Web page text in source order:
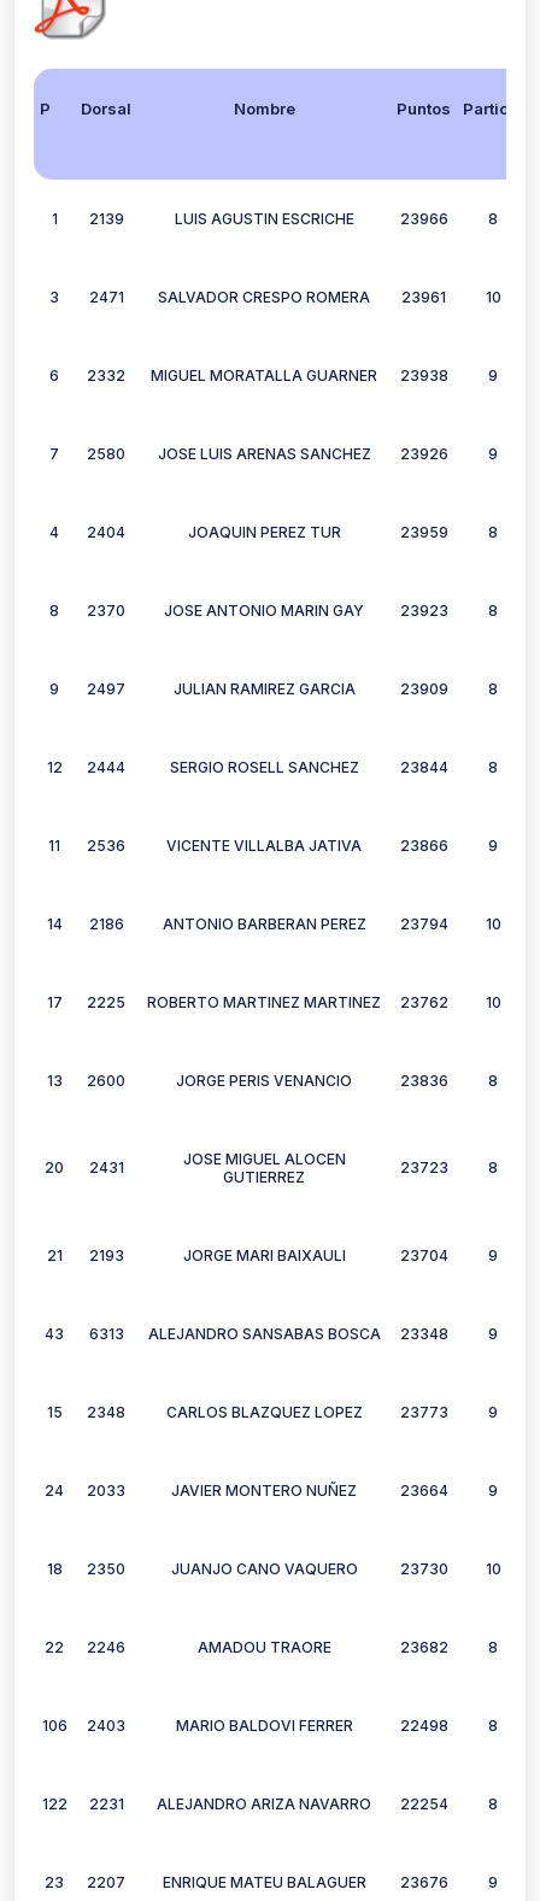
Dorsal Nombre Puntos
1 2139 LUIS AGUSTIN ESCRICHE 23966 8
3 2471 SALVADOR CRESPO ROMERA 23961 10
6 2332 MIGUEL MORATALLA GUARNER 23938 9
7 2580 JOSE LUIS ARENAS SANCHEZ 23926 9
4 2404 JOAQUIN PEREZ TUR 23959 8
8 2370 JOSE ANTONIO MARIN GAY 23923 8
9 2497 JULIAN RAMIREZ GARCIA 23909 8
12 2444 SERGIO ROSELL SANCHEZ 23844 8
11 2536 VICENTE VILLALBA JATIVA 23866 9
14 2186 ANTONIO BARBERAN PEREZ 23794 10
17 2225 ROBERTO MARTINEZ MARTINEZ 23762 10
13 2600 JORGE PERIS VENANCIO 23836 8
20 2431
JOSE MIGUEL ALOCEN
GUTIERREZ
23723 8
21 2193 JORGE MARI BAIXAULI 23704 9
43 6313 ALEJANDRO SANSABAS BOSCA 23348 9
15 2348 CARLOS BLAZQUEZ LOPEZ 23773 9
24 2033 JAVIER MONTERO NUÑEZ 23664 9
18 2350 JUANJO CANO VAQUERO 23730 10
22 2246 AMADOU TRAORE 23682 8
106 2403 MARIO BALDOVI FERRER 22498 8
122 2231 ALEJANDRO ARIZA NAVARRO 22254 8
23 2207 ENRIQUE MATEU BALAGUER 23676 9